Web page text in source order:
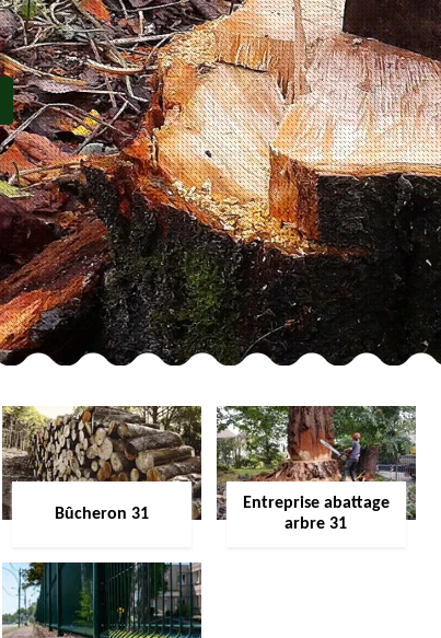
Bûcheron 31
Entreprise abattage
arbre 31